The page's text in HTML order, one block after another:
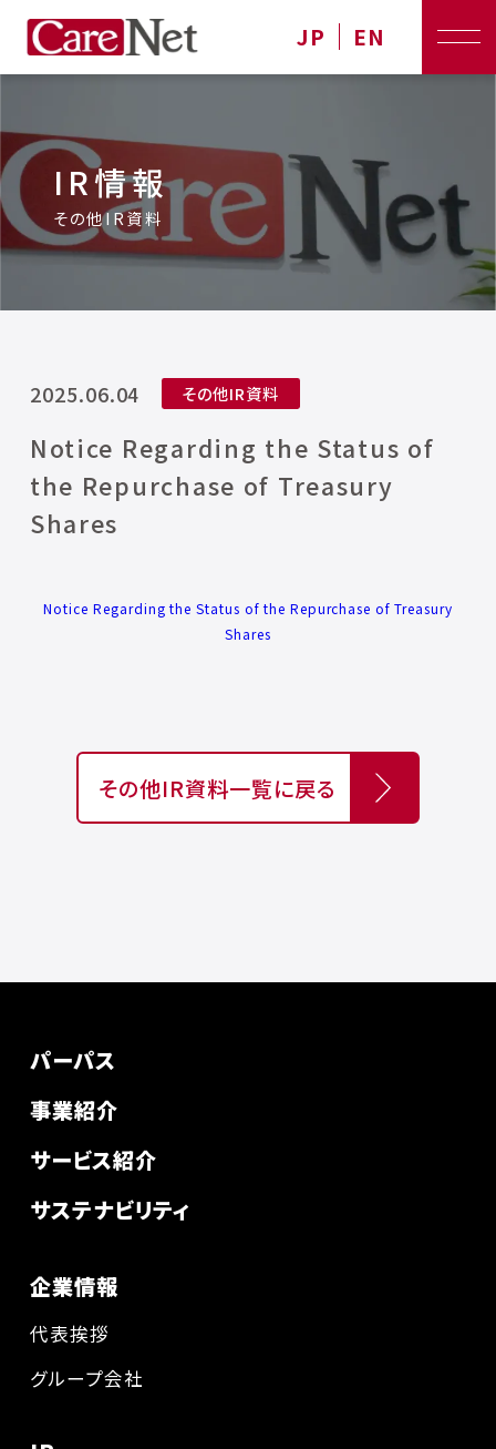
JP EN
IR情報
その他IR資料
2025.06.04 その他IR資料
Notice Regarding the Status of
the Repurchase of Treasury
Shares
Notice Regarding the Status of the Repurchase of Treasury
Shares
その他IR資料一覧に戻る
パーパス
事業紹介
サービス紹介
サステナビリティ
企業情報
代表挨拶
グループ会社